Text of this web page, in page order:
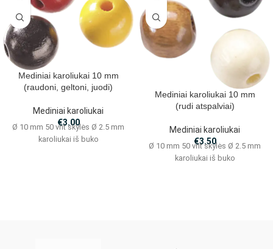
Mediniai karoliukai 10 mm
(raudoni, geltoni, juodi)
Mediniai karoliukai
€3.00
Ø 10 mm 50 vnt skylės Ø 2.5 mm
karoliukai iš buko
Mediniai karoliukai 10 mm
(rudi atspalviai)
Mediniai karoliukai
€3.50
Ø 10 mm 50 vnt skylės Ø 2.5 mm
karoliukai iš buko